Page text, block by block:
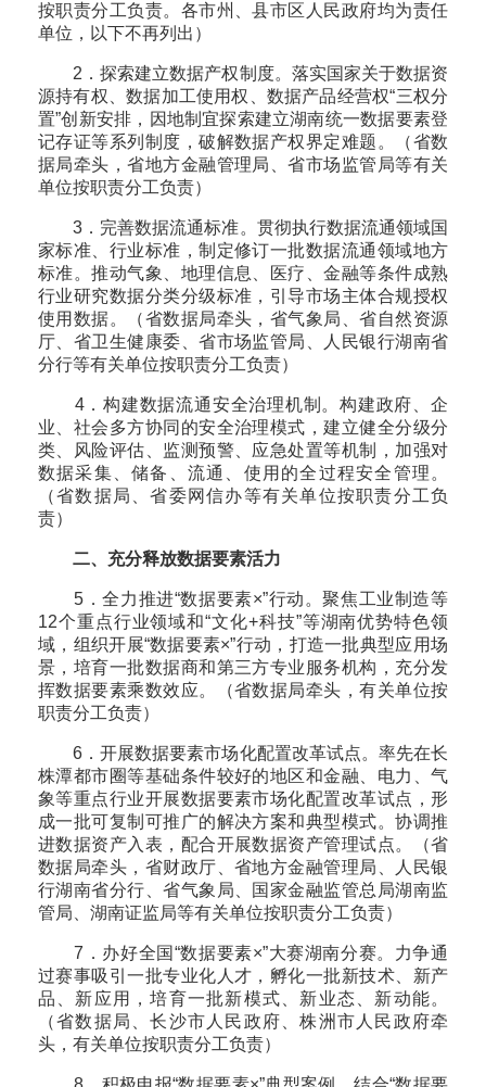
按职责分工负责。各市州、县市区人民政府均为责任
单位，以下不再列出）
2．探索建立数据产权制度。落实国家关于数据资
源持有权、数据加工使用权、数据产品经营权“三权分
置”创新安排，因地制宜探索建立湖南统一数据要素登
记存证等系列制度，破解数据产权界定难题。（省数
据局牵头，省地方金融管理局、省市场监管局等有关
单位按职责分工负责）
3．完善数据流通标准。贯彻执行数据流通领域国
家标准、行业标准，制定修订一批数据流通领域地方
标准。推动气象、地理信息、医疗、金融等条件成熟
行业研究数据分类分级标准，引导市场主体合规授权
使用数据。（省数据局牵头，省气象局、省自然资源
厅、省卫生健康委、省市场监管局、人民银行湖南省
分行等有关单位按职责分工负责）
4．构建数据流通安全治理机制。构建政府、企
业、社会多方协同的安全治理模式，建立健全分级分
类、风险评估、监测预警、应急处置等机制，加强对
数据采集、储备、流通、使用的全过程安全管理。
（省数据局、省委网信办等有关单位按职责分工负
责）
二、充分释放数据要素活力
5．全力推进“数据要素×”行动。聚焦工业制造等
12个重点行业领域和“文化+科技”等湖南优势特色领
域，组织开展“数据要素×”行动，打造一批典型应用场
景，培育一批数据商和第三方专业服务机构，充分发
挥数据要素乘数效应。（省数据局牵头，有关单位按
职责分工负责）
6．开展数据要素市场化配置改革试点。率先在长
株潭都市圈等基础条件较好的地区和金融、电力、气
象等重点行业开展数据要素市场化配置改革试点，形
成一批可复制可推广的解决方案和典型模式。协调推
进数据资产入表，配合开展数据资产管理试点。（省
数据局牵头，省财政厅、省地方金融管理局、人民银
行湖南省分行、省气象局、国家金融监管总局湖南监
管局、湖南证监局等有关单位按职责分工负责）
7．办好全国“数据要素×”大赛湖南分赛。力争通
过赛事吸引一批专业化人才，孵化一批新技术、新产
品、新应用，培育一批新模式、新业态、新动能。
（省数据局、长沙市人民政府、株洲市人民政府牵
头，有关单位按职责分工负责）